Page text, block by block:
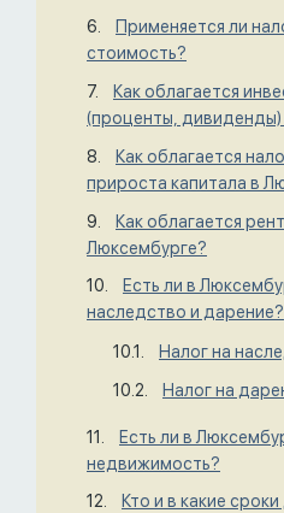
Применяется ли
стоимость?
Как облагается
(проценты,
Как облагается
прироста капитала в
Как облагается
Люксембурге?
Есть ли в
наследство и дарение?
Налог на
Налог на
Есть ли в
недвижимость?
Кто и в какие